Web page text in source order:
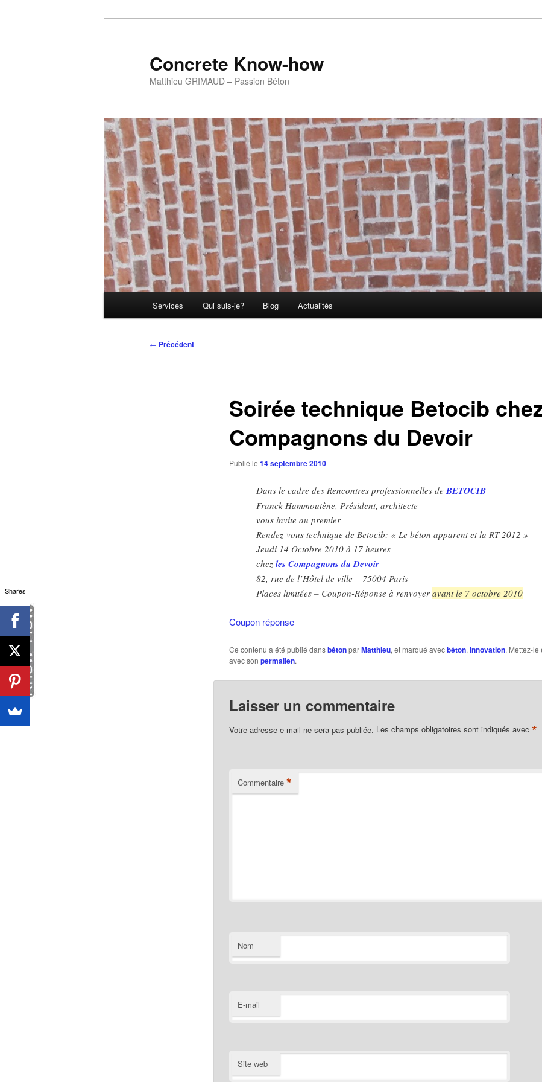
Concrete Know-how
Matthieu GRIMAUD – Passion Béton
Services Qui suis-je? Blog Actualités
Navigation
← Précédent
Soirée technique Betocib
Compagnons du Devoir
Publié le 14 septembre 2010
Dans le cadre des Rencontres professionnelles deBETOCIB
Franck Hammoutène, Président, architecte
vous invite au premier
Rendez-vous technique de Betocib: « Le béton apparent et la RT 2012 »
Jeudi 14 Octobre 2010 à 17 heures
chez les Compagnons du Devoir
82, rue de l’Hôtel de ville – 75004 Paris
Places limitées – Coupon-Réponse à renvoyer avant le 7 octobre 2010
Coupon réponse
Ce contenu a été publié dansbétonparMatthieu, et marqué avecbéton, innovation. Mettez-le
avec son permalien.
Laisser un commentaire
Votre adresse e-mail ne sera pas publiée. Les champs obligatoires sont indiqués avec *
Commentaire *
Nom
E-mail
Site web
Shares